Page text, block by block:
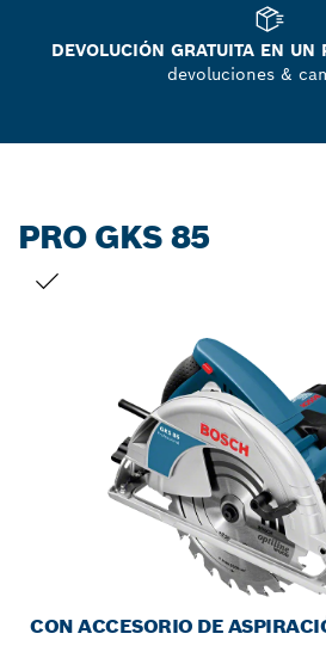
DEVOLUCIÓN GRATUITA EN
devoluciones &
PRO GKS 85
CON ACCESORIO DE